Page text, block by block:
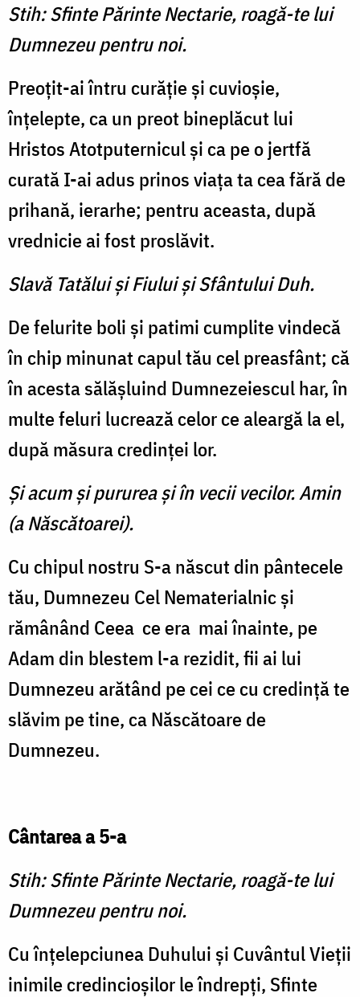
Stih: Sfinte Părinte Nectarie, roagă-te lui
Dumnezeu pentru noi.
Preoţit-ai întru curăţie şi cuvioşie,
înţelepte, ca un preot bineplăcut lui
Hristos Atotputernicul şi ca pe o jertfă
curată I-ai adus prinos viaţa ta cea fără de
prihană, ierarhe; pentru aceasta, după
vrednicie ai fost proslăvit.
Slavă Tatălui şi Fiului şi Sfântului Duh.
De felurite boli şi patimi cumplite vindecă
în chip minunat capul tău cel preasfânt; că
în acesta sălăşluind Dumnezeiescul har, în
multe feluri lucrează celor ce aleargă la el,
după măsura credinţei lor.
Şi acum şi pururea şi în vecii vecilor. Amin
(a Născătoarei).
Cu chipul nostru S-a născut din pântecele
tău, Dumnezeu Cel Nematerialnic şi
rămânând Ceea ce era mai înainte, pe
Adam din blestem l-a rezidit, fii ai lui
Dumnezeu arătând pe cei ce cu credinţă te
slăvim pe tine, ca Născătoare de
Dumnezeu.
Cântarea a 5-a
Stih: Sfinte Părinte Nectarie, roagă-te lui
Dumnezeu pentru noi.
Cu înţelepciunea Duhului şi Cuvântul Vieţii
inimile credincioşilor le îndrepţi, Sfinte